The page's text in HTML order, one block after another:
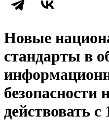
Новые
стандарты в
безопасности
действовать